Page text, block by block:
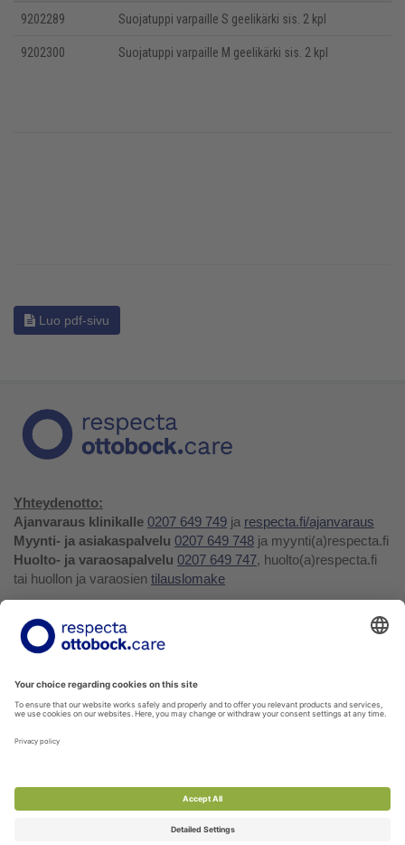
9202289 Suojatuppi varpaille S geelikärki sis. 2 kpl
9202300 Suojatuppi varpaille M geelikärki sis. 2 kpl
Luo pdf-sivu
Yhteydenotto:
Ajanvaraus klinikalle 0207 649 749 ja respecta.fi/ajanvaraus
Myynti- ja asiakaspalvelu 0207 649 748 ja myynti(a)respecta.fi
Huolto- ja varaosapalvelu 0207 649 747, huolto(a)respecta.fi
tai huollon ja varaosien tilauslomake
Facebook
Youtube
Tietosuojakäytäntö
Privacy Policy
Soittohinnat oman operaattorin matkapuhelin- tai
paikallispuhelumaksun mukaisesti.
Voit tilata kaikkia verkkokuvaston tuotteita myyntipalvelustamme!
Palaute- ja reklamaatiolomake